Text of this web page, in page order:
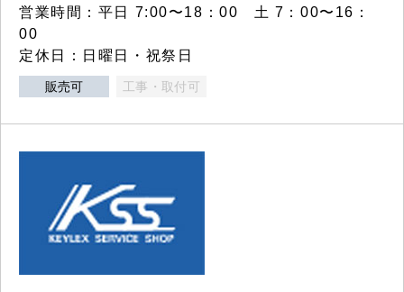
営業時間：平日 7:00〜18：00 土 7：00〜16：
00
定休日：日曜日・祝祭日
販売可 工事・取付可